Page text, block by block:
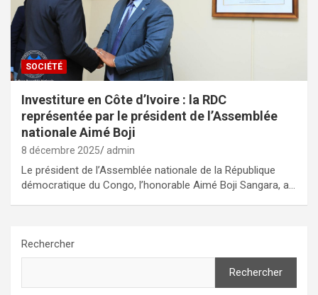
SOCIÉTÉ
Investiture en Côte d’Ivoire : la RDC
représentée par le président de l’Assemblée
nationale Aimé Boji
8 décembre 2025 admin
Le président de l’Assemblée nationale de la République
démocratique du Congo, l’honorable Aimé Boji Sangara, a…
Rechercher
Rechercher